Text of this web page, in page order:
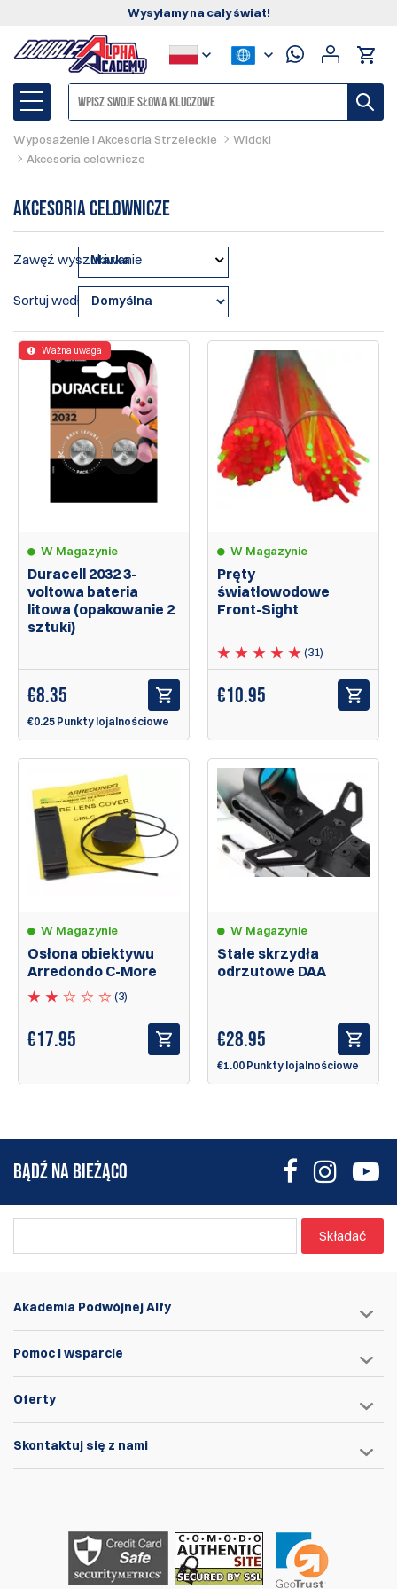
Wysyłamy na cały świat!
Wyposażenie i Akcesoria Strzeleckie
Widoki
Akcesoria celownicze
Akcesoria celownicze
Zawęź wyszukiwanie
Marka
Sortuj według
W Magazynie
Duracell 2032 3-
voltowa bateria
litowa (opakowanie 2
sztuki)
Ważna uwaga
€8.35
€0.25 Punkty lojalnościowe
W Magazynie
Pręty
światłowodowe
Front-Sight
(31)
€10.95
W Magazynie
Osłona obiektywu
Arredondo C-More
(3)
€17.95
W Magazynie
Stałe skrzydła
odrzutowe DAA
€28.95
€1.00 Punkty lojalnościowe
BĄDŹ NA BIEŻĄCO
Składać
Akademia Podwójnej Alfy
Pomoc i wsparcie
Oferty
Skontaktuj się z nami